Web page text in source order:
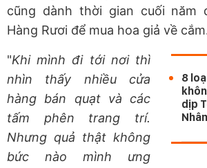
cũng dành thời gian cuối năm
Hàng Rươi để mua hoa giả về
8
dịp
"Khi mình đi tới nơi thì
nhìn thấy nhiều cửa
hàng bán quạt và các
tấm phên trang trí.
Nhưng quả thật không
bức nào mình ưng